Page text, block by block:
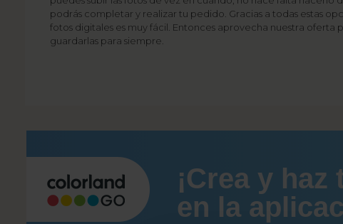
podrás completar y realizar tu pedido. Gracias a todas estas
fotos digitales es muy fácil. Entonces aprovecha nuestra oferta
guardarlas para siempre.
¡Crea y
en la